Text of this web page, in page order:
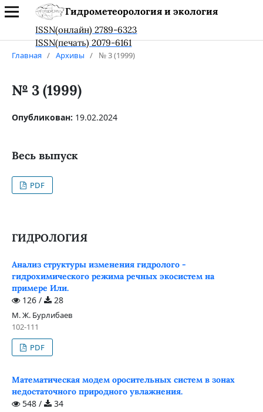
Гидрометеорология и экология
ISSN(онлайн) 2789-6323
ISSN(печать) 2079-6161
Главная / Архивы / № 3 (1999)
№ 3 (1999)
Опубликован: 19.02.2024
Весь выпуск
PDF
ГИДРОЛОГИЯ
Анализ структуры изменения гидролого -
гидрохимического режима речных экосистем на
примере Или.
126 / 28
М. Ж. Бурлибаев
102-111
PDF
Математическая модем оросительных систем в зонах
недостаточного природного увлажнения.
548 / 34